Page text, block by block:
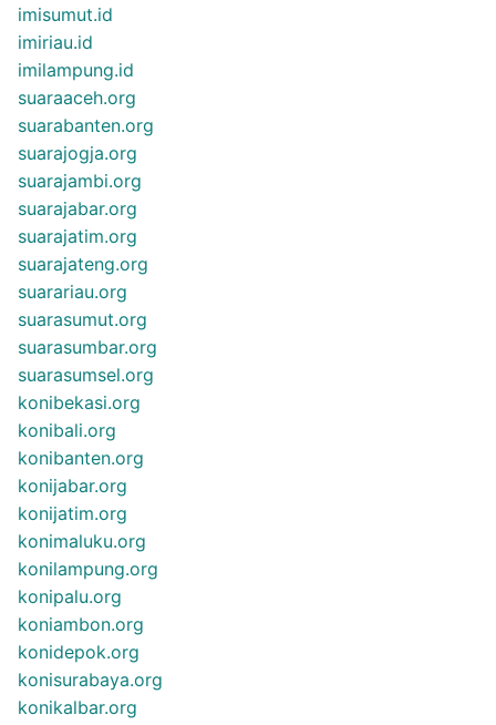
imisumut.id
imiriau.id
imilampung.id
suaraaceh.org
suarabanten.org
suarajogja.org
suarajambi.org
suarajabar.org
suarajatim.org
suarajateng.org
suarariau.org
suarasumut.org
suarasumbar.org
suarasumsel.org
konibekasi.org
konibali.org
konibanten.org
konijabar.org
konijatim.org
konimaluku.org
konilampung.org
konipalu.org
koniambon.org
konidepok.org
konisurabaya.org
konikalbar.org